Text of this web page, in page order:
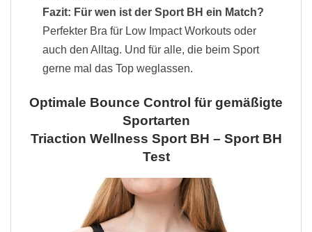
Fazit: Für wen ist der Sport BH ein Match?
Perfekter Bra für Low Impact Workouts oder
auch den Alltag. Und für alle, die beim Sport
gerne mal das Top weglassen.
Optimale Bounce Control für gemäßigte
Sportarten
Triaction Wellness Sport BH – Sport BH
Test